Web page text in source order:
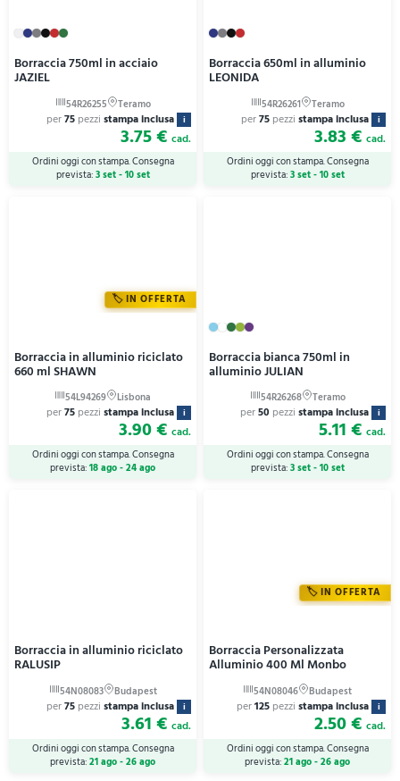
Borraccia 750ml in acciaio
JAZIEL
per75 pezzi stampa inclusa i
3.75 € cad.
Ordini oggi con stampa. Consegna
prevista:3 set - 10 set
Borraccia 650ml in alluminio
LEONIDA
per75 pezzi stampa inclusa i
3.83 € cad.
Ordini oggi con stampa. Consegna
prevista:3 set - 10 set
IN OFFERTA
Borraccia in alluminio riciclato
660 ml SHAWN
per75 pezzi stampa inclusa i
3.90 € cad.
Ordini oggi con stampa. Consegna
prevista:18 ago - 24 ago
Borraccia bianca 750ml in
alluminio JULIAN
per50 pezzi stampa inclusa i
5.11 € cad.
Ordini oggi con stampa. Consegna
prevista:3 set - 10 set
Borraccia in alluminio riciclato
RALUSIP
per75 pezzi stampa inclusa i
3.61 € cad.
Ordini oggi con stampa. Consegna
prevista:21 ago - 26 ago
IN OFFERTA
Borraccia Personalizzata
Alluminio 400 Ml Monbo
per125 pezzi stampa inclusa i
2.50 € cad.
Ordini oggi con stampa. Consegna
prevista:21 ago - 26 ago